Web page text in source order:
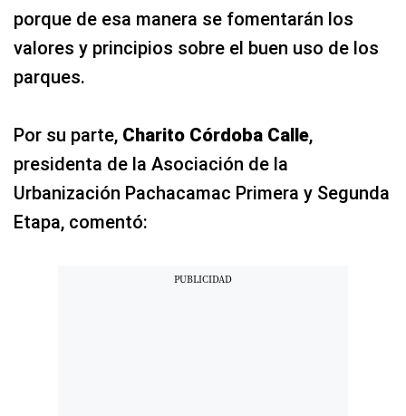
porque de esa manera se fomentarán los
valores y principios sobre el buen uso de los
parques.
Por su parte, Charito Córdoba Calle,
presidenta de la Asociación de la
Urbanización Pachacamac Primera y Segunda
Etapa, comentó: